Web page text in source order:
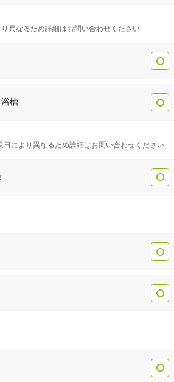
異なるため詳細はお問い合わせください
槽
により異なるため詳細はお問い合わせください